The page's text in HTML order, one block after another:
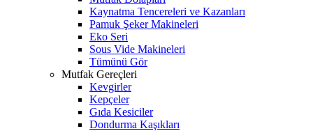
Kaynatma Tencereleri ve Kazanları
Pamuk Şeker Makineleri
Eko Seri
Sous Vide Makineleri
Tümünü Gör
Mutfak Gereçleri
Kevgirler
Kepçeler
Gıda Kesiciler
Dondurma Kaşıkları